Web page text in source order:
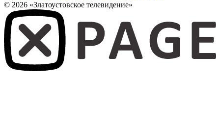
© 2026 «Златоустовское телевидение»